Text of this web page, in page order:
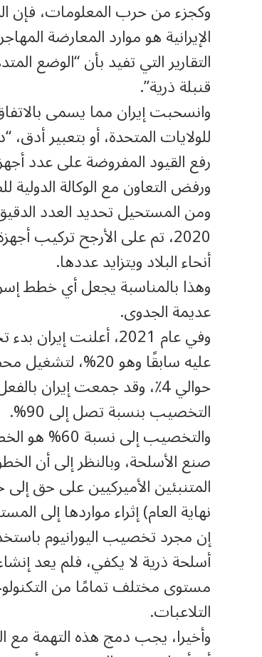
وكجزء من حرب المعلومات، فإن
الإيرانية هو موارد المعارضة
التقارير التي تفيد بأن “الوضع
قنبلة ذرية”.
للولايات المتحدة، أو بتعبير
رفع القيود المفروضة على عدد
ورفض التعاون مع الوكالة الدولية
ومن المستحيل تحديد العدد
2020، تم على الأرجح تركيب
أنحاء البلاد ويتزايد عددها.
وهذا بالمناسبة يجعل أي خطط
عديمة الجدوى.
عليه سابقًا وهو
حوالي 4٪، وقد جمعت إيران
التخصيب بنسبة تصل إلى 90%.
والتخصيب
صنع الأسلحة، وبالنظر إلى أن
المتنبئين الأميركيين على حق
نهاية العام) إثراء مواردها إلى
إن مجرد تخصيب اليورانيوم
أسلحة ذرية لا يكفي، فلم يعد
مستوى مختلف تمامًا من
التلاعبات.
وأخيرا، يجب دمج هذه التهمة مع